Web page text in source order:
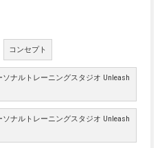
コンセプト
ナルトレーニングスタジオ Unleash
ナルトレーニングスタジオ Unleash